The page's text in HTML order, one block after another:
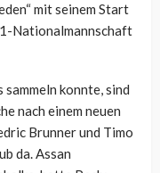
mit seinem Start
Nationalmannschaft
konnte, sind
nach einem neuen
Brunner und Timo
da. Assan